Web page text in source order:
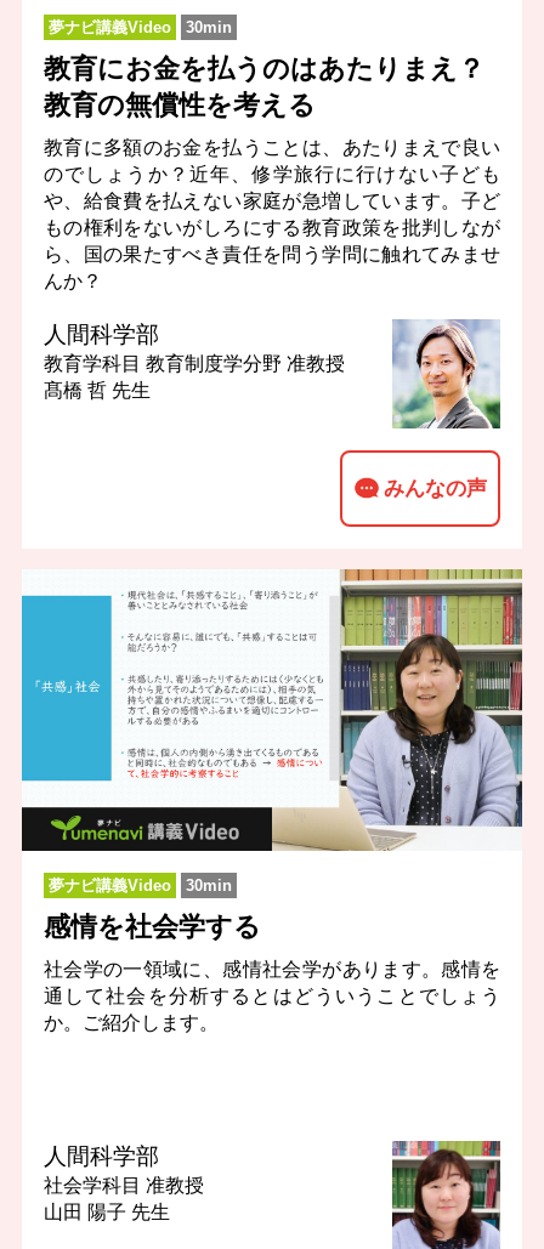
夢ナビ講義Video 30min
教育にお金を払うのはあたりまえ？
教育の無償性を考える
教育に多額のお金を払うことは、あたりまえで良い
のでしょうか？近年、修学旅行に行けない子ども
や、給食費を払えない家庭が急増しています。子ど
もの権利をないがしろにする教育政策を批判しなが
ら、国の果たすべき責任を問う学問に触れてみませ
んか？
人間科学部
教育学科目 教育制度学分野 准教授
髙橋 哲 先生
みんなの声
夢ナビ講義Video 30min
感情を社会学する
社会学の一領域に、感情社会学があります。感情を
通して社会を分析するとはどういうことでしょう
か。ご紹介します。
人間科学部
社会学科目 准教授
山田 陽子 先生